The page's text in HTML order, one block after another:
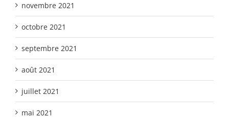
novembre 2021
octobre 2021
septembre 2021
août 2021
juillet 2021
mai 2021